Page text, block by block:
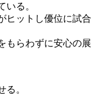
いる。
ヒットし優位に試合
もらわずに安心の展
る。